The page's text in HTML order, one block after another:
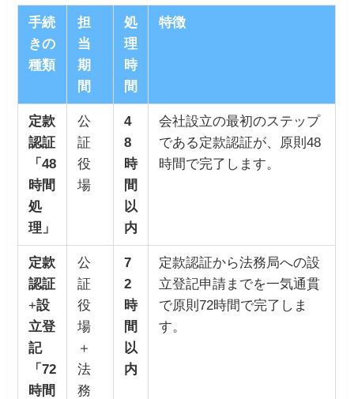
手続
きの
種類
担
当
期
間
処
理
時
間
特徴
定款
認証
「48
時間
処
理」
公
証
役
場
4
8
時
間
以
内
会社設立の最初のステップ
である定款認証が、原則48
時間で完了します。
定款
認証
+設
立登
記
「72
時間
公
証
役
場
＋
法
務
7
2
時
間
以
内
定款認証から法務局への設
立登記申請までを一気通貫
で原則72時間で完了しま
す。